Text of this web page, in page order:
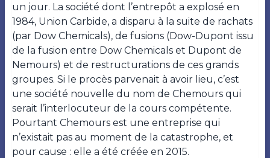
un jour. La société dont l’entrepôt a explosé en
1984, Union Carbide, a disparu à la suite de rachats
(par Dow Chemicals), de fusions (Dow-Dupont issu
de la fusion entre Dow Chemicals et Dupont de
Nemours) et de restructurations de ces grands
groupes. Si le procès parvenait à avoir lieu, c’est
une société nouvelle du nom de Chemours qui
serait l’interlocuteur de la cours compétente.
Pourtant Chemours est une entreprise qui
n’existait pas au moment de la catastrophe, et
pour cause : elle a été créée en 2015.